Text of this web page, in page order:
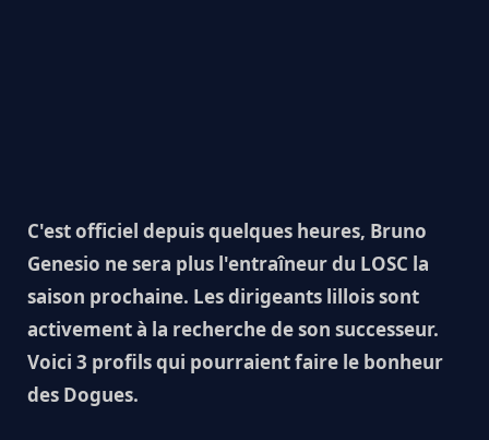
C'est officiel depuis quelques heures, Bruno
Genesio ne sera plus l'entraîneur du LOSC la
saison prochaine. Les dirigeants lillois sont
activement à la recherche de son successeur.
Voici 3 profils qui pourraient faire le bonheur
des Dogues.